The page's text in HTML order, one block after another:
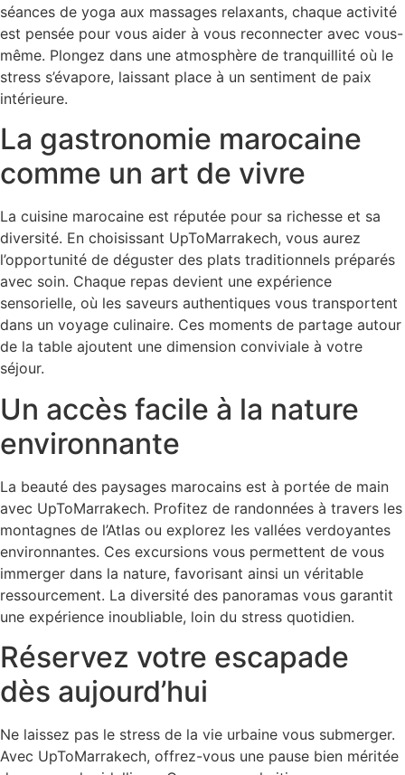
séances de yoga aux massages relaxants, chaque activité
est pensée pour vous aider à vous reconnecter avec vous-
même. Plongez dans une atmosphère de tranquillité où le
stress s’évapore, laissant place à un sentiment de paix
intérieure.
La gastronomie marocaine
comme un art de vivre
La cuisine marocaine est réputée pour sa richesse et sa
diversité. En choisissant UpToMarrakech, vous aurez
l’opportunité de déguster des plats traditionnels préparés
avec soin. Chaque repas devient une expérience
sensorielle, où les saveurs authentiques vous transportent
dans un voyage culinaire. Ces moments de partage autour
de la table ajoutent une dimension conviviale à votre
séjour.
Un accès facile à la nature
environnante
La beauté des paysages marocains est à portée de main
avec UpToMarrakech. Profitez de randonnées à travers les
montagnes de l’Atlas ou explorez les vallées verdoyantes
environnantes. Ces excursions vous permettent de vous
immerger dans la nature, favorisant ainsi un véritable
ressourcement. La diversité des panoramas vous garantit
une expérience inoubliable, loin du stress quotidien.
Réservez votre escapade
dès aujourd’hui
Ne laissez pas le stress de la vie urbaine vous submerger.
Avec UpToMarrakech, offrez-vous une pause bien méritée